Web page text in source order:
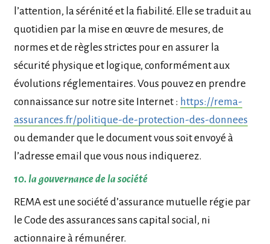
l’attention, la sérénité et la fiabilité. Elle se traduit au
quotidien par la mise en œuvre de mesures, de
normes et de règles strictes pour en assurer la
sécurité physique et logique, conformément aux
évolutions réglementaires. Vous pouvez en prendre
connaissance sur notre site Internet : https://rema-
assurances.fr/politique-de-protection-des-donnees
ou demander que le document vous soit envoyé à
l’adresse email que vous nous indiquerez.
10. la gouvernance de la société
REMA est une société d’assurance mutuelle régie par
le Code des assurances sans capital social, ni
actionnaire à rémunérer.